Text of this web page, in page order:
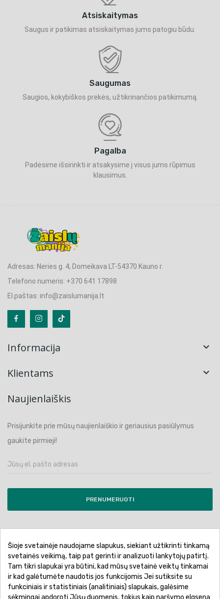
Atsiskaitymas
Saugus ir patikimas atsiskaitymas jums patogiu būdu.
Saugumas
Saugios, kokybiškos prekės, užtikrinančios patikimumą.
Pagalba
Padėsime išsirinkti ir atsakysime į visus jums rūpimus
klausimus.
Adresas: Neries g. 4, Domeikava LT-54370 Kauno r.
Telefono numeris: +370 641 17898
El.paštas: info@zaislumanija.lt
Informacija 
Klientams 
Naujienlaiškis
Prisijunkite prie mūsų naujienlaiškio ir geriausius pasiūlymus
gaukite pirmieji!
PRENUMERUOTI
Pirkimo sąlygos ir taisyklės
Privatumo politika
Garantinis aptarnavimas
Prekių pristatymas
Prekių grąžinimas
Atsiskaitymo būdai
Šioje svetainėje naudojame slapukus, siekiant užtikrinti tinkamą
svetainės veikimą, taip pat gerinti ir analizuoti lankytojų patirtį.
Tam tikri slapukai yra būtini, kad mūsų svetainė veiktų tinkamai
ir kad galėtumėte naudotis jos funkcijomis Jei sutiksite su
funkciniais ir statistiniais (analitiniais) slapukais, galėsime